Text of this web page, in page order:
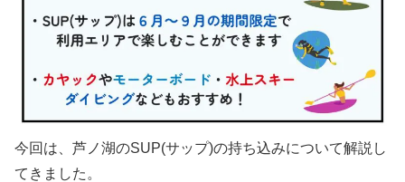
今回は、芦ノ湖のSUP(サップ)の持ち込みについて解説し
てきました。